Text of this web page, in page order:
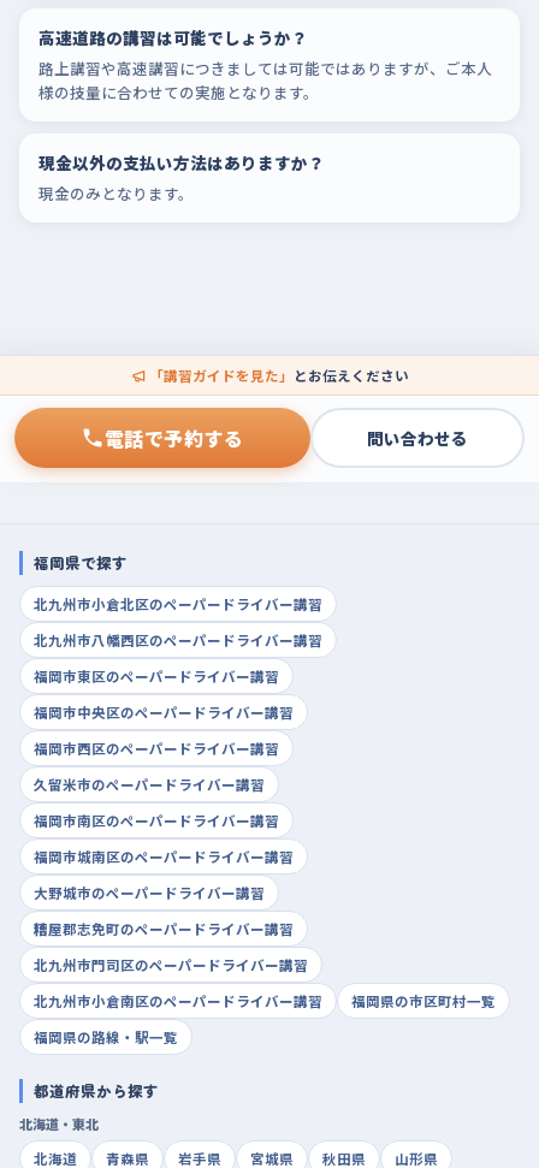
高速道路の講習は可能でしょうか？
路上講習や高速講習につきましては可能ではありますが、ご本人
様の技量に合わせての実施となります。
現金以外の支払い方法はありますか？
現金のみとなります。
「講習ガイドを見た」 とお伝えください
電話で予約する 問い合わせる
福岡県で探す
北九州市小倉北区のペーパードライバー講習
北九州市八幡西区のペーパードライバー講習
福岡市東区のペーパードライバー講習
福岡市中央区のペーパードライバー講習
福岡市西区のペーパードライバー講習
久留米市のペーパードライバー講習
福岡市南区のペーパードライバー講習
福岡市城南区のペーパードライバー講習
大野城市のペーパードライバー講習
糟屋郡志免町のペーパードライバー講習
北九州市門司区のペーパードライバー講習
北九州市小倉南区のペーパードライバー講習
福岡県の市区町村一覧
福岡県の路線・駅一覧
都道府県から探す
北海道・東北
北海道
青森県 岩手県 宮城県 秋田県
山形県